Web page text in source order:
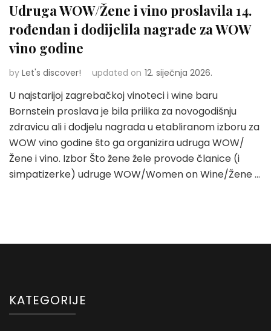
Udruga WOW/Žene i vino proslavila 14.
rođendan i dodijelila nagrade za WOW
vino godine
by Let's discover! updated on 12. siječnja 2026.
U najstarijoj zagrebačkoj vinoteci i wine baru
Bornstein proslava je bila prilika za novogodišnju
zdravicu ali i dodjelu nagrada u etabliranom izboru za
WOW vino godine što ga organizira udruga WOW/
Žene i vino. Izbor Što žene žele provode članice (i
simpatizerke) udruge WOW/Women on Wine/Žene …
KATEGORIJE